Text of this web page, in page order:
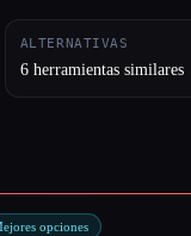
ALTERNATIVAS
6 herramientas similares
opciones